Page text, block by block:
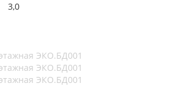
3,0